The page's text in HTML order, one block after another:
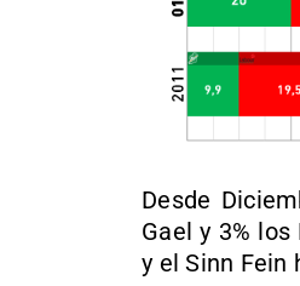
Desde
Gael y 3%
y el Sinn Fein